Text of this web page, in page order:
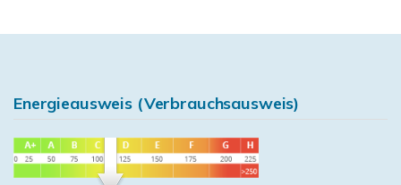
Energieausweis (Verbrauchsausweis)